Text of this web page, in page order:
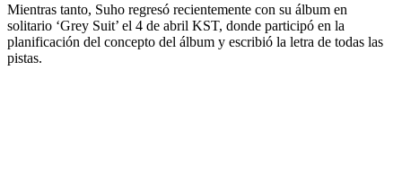
Mientras tanto, Suho regresó recientemente con su álbum en
solitario ‘Grey Suit’ el 4 de abril KST, donde participó en la
planificación del concepto del álbum y escribió la letra de todas las
pistas.